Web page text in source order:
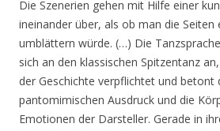
Die Szenerien gehen mit Hilfe einer
ineinander über, als ob man die Seiten
umblättern würde. (…) Die
sich an den klassischen Spitzentanz
der Geschichte verpflichtet und betont
pantomimischen Ausdruck und die
Emotionen der Darsteller. Gerade in